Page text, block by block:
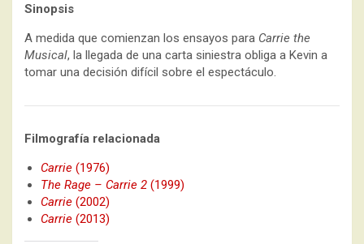
Sinopsis
A medida que comienzan los ensayos para Carrie the
Musical, la llegada de una carta siniestra obliga a Kevin a
tomar una decisión difícil sobre el espectáculo.
Filmografía relacionada
Carrie (1976)
The Rage – Carrie 2 (1999)
Carrie (2002)
Carrie (2013)